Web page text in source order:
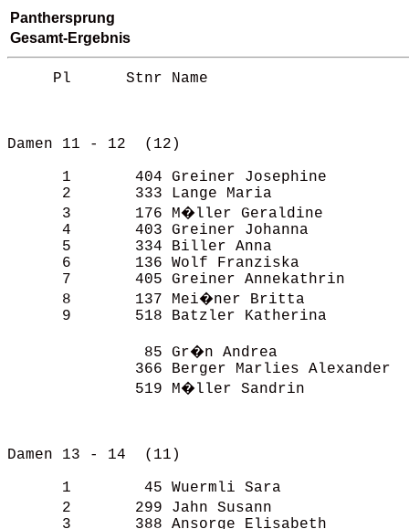
Panthersprung
Gesamt-Ergebnis
Pl      Stnr Name                                    Verein                                                      E1                  E2              E3          Gesamt                       



Damen 11 - 12  (12)                                                                             

      1       404 Greiner Josephine                       USV TU Dresden                                           57:59        3      31:22    5      28:12    3     117:33                       
      2       333 Lange Maria                             SV Mietraching                                           66:55        4      27:00    2      26:25    2     120:20                       
      3       176 M�ller Geraldine                        Pitsch                                                   47:34        1      44:21    7      29:50    4     121:45                       
      4       403 Greiner Johanna                         USV TU Dresden                                           67:00        5      29:39    3      33:18    6     129:57                       
      5       334 Biller Anna                             SV Mietraching                                           57:58        2      56:29   10      44:50    8     159:17                       
      6       136 Wolf Franziska                          TV Coburg - Neuses                                       98:25        7      33:47    6      30:34    5     162:46                       
      7       405 Greiner Annekathrin                     USV TU Dresden                                          107:54        9      30:23    4      60:44   12     199:01                       
      8       137 Mei�ner Britta                          TV Coburg - Neuses                                      104:29        8      52:11    9      59:51   11     216:31                       
      9       518 Batzler Katherina                       TSV Stettfeld                                           125:23       10      47:23    8      58:18   10     231:04                       

               85 Gr�n Andrea                             OLC Wienerwald                                          Fehlst